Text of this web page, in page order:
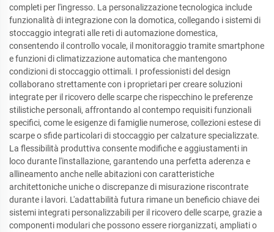
completi per l'ingresso. La personalizzazione tecnologica include
funzionalità di integrazione con la domotica, collegando i sistemi di
stoccaggio integrati alle reti di automazione domestica,
consentendo il controllo vocale, il monitoraggio tramite smartphone
e funzioni di climatizzazione automatica che mantengono
condizioni di stoccaggio ottimali. I professionisti del design
collaborano strettamente con i proprietari per creare soluzioni
integrate per il ricovero delle scarpe che rispecchino le preferenze
stilistiche personali, affrontando al contempo requisiti funzionali
specifici, come le esigenze di famiglie numerose, collezioni estese di
scarpe o sfide particolari di stoccaggio per calzature specializzate.
La flessibilità produttiva consente modifiche e aggiustamenti in
loco durante l'installazione, garantendo una perfetta aderenza e
allineamento anche nelle abitazioni con caratteristiche
architettoniche uniche o discrepanze di misurazione riscontrate
durante i lavori. L'adattabilità futura rimane un beneficio chiave dei
sistemi integrati personalizzabili per il ricovero delle scarpe, grazie a
componenti modulari che possono essere riorganizzati, ampliati o